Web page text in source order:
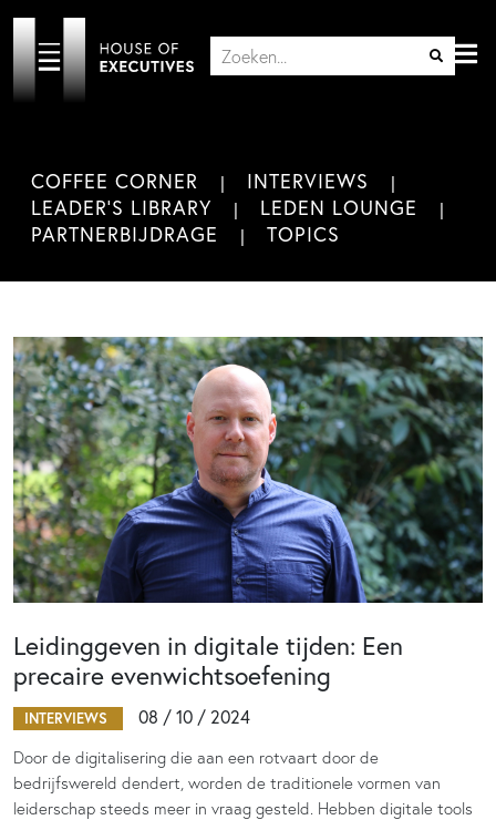
COFFEE CORNER
INTERVIEWS
LEADER'S LIBRARY
LEDEN LOUNGE
PARTNERBIJDRAGE
TOPICS
Leidinggeven in digitale tijden: Een
precaire evenwichtsoefening
INTERVIEWS 08 / 10 / 2024
Door de digitalisering die aan een rotvaart door de
bedrijfswereld dendert, worden de traditionele vormen van
leiderschap steeds meer in vraag gesteld. Hebben digitale tools